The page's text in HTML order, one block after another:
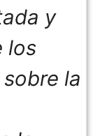
y
los
la